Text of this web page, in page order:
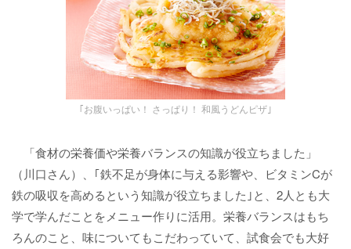
｢お腹いっぱい！ さっぱり！ 和風うどんピザ｣
「食材の栄養価や栄養バランスの知識が役立ちました」
（川口さん）、｢鉄不足が身体に与える影響や、ビタミンCが
鉄の吸収を高めるという知識が役立ちました｣と、2人とも大
学で学んだことをメニュー作りに活用。栄養バランスはもち
ろんのこと、味についてもこだわっていて、試食会でも大好